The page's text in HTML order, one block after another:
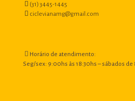
(31) 3445-1445
ciclevianamg@gmail.com
Horário de atendimento:
Seg/sex: 9:00hs às 18:30hs – sábados de